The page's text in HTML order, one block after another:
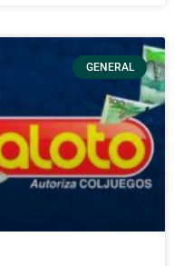
GENERAL